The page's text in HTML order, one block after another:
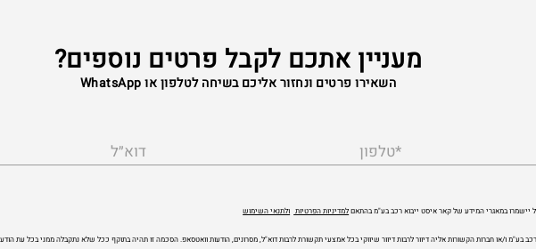
מעניין אתכם לקבל פרטים נוספים?
השאירו פרטים ונחזור אליכם בשיחה לטלפון או WhatsApp
*טלפון דוא״ל
יישמרו במאגרי המידע של קאר איסט ייבוא רכב בע"מ בהתאםלמדיניות הפרטיות ולתנאי השימוש
בע"מ ו/או חברות הקשורות אליה דיוור לרבות דיוור שיווקי בכל אמצעי תקשורת לרבות דוא"ל, מסרונים, הודעות וואטסאפ. הסכמה זו תהיה בתוקף ככל שלא נתקבלה ממני בכל עת